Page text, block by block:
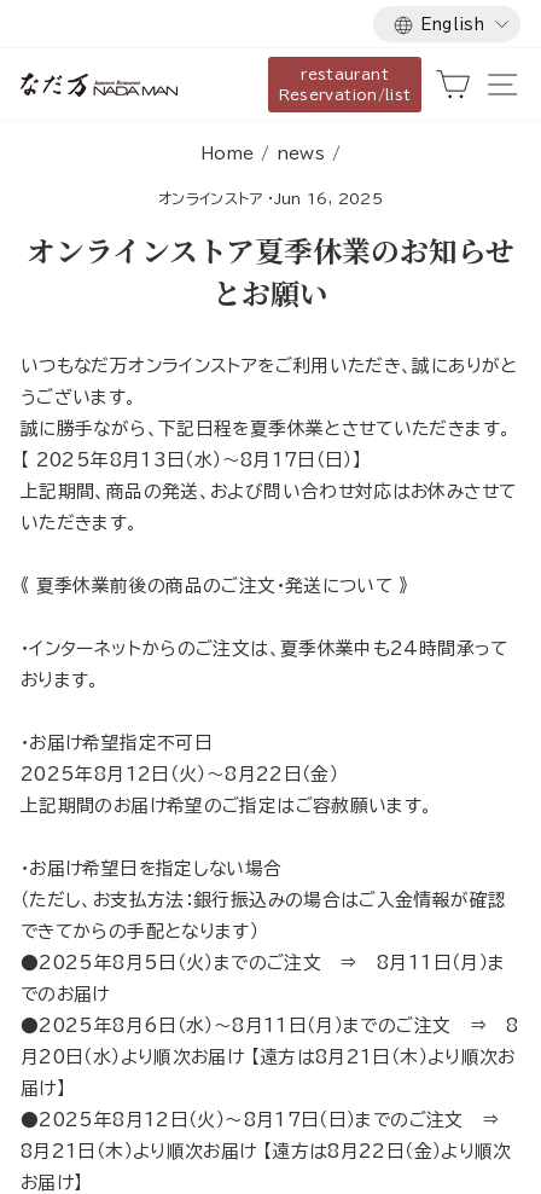
content
Language
English
restaurant
Reservation/list
Cart
Home / news /
オンラインストア · Jun 16, 2025
オンラインストア夏季休業のお知らせ
とお願い
いつもなだ万オンラインストアをご利用いただき、誠にありがと
うございます。
誠に勝手ながら、下記日程を夏季休業とさせていただきます。
【 2025年8月13日（水）～8月17日（日）】
上記期間、商品の発送、および問い合わせ対応はお休みさせて
いただきます。
《 夏季休業前後の商品のご注文・発送について 》
・インターネットからのご注文は、夏季休業中も24時間承って
おります。
・お届け希望指定不可日
2025年8月12日（火）～8月22日（金）
上記期間のお届け希望のご指定はご容赦願います。
・お届け希望日を指定しない場合
（ただし、お支払方法：銀行振込みの場合はご入金情報が確認
できてからの手配となります）
●2025年8月5日（火）までのご注文 ⇒ 8月11日（月）ま
でのお届け
●2025年8月6日（水）～8月11日（月）までのご注文 ⇒ 8
月20日（水）より順次お届け 【遠方は8月21日（木）より順次お
届け】
●2025年8月12日（火）～8月17日（日）までのご注文 ⇒
8月21日（木）より順次お届け 【遠方は8月22日（金）より順次
お届け】